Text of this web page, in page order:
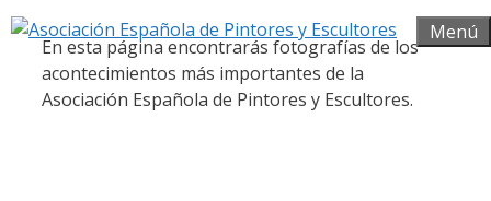
Menú
En esta página encontrarás fotografías de los
acontecimientos más importantes de la
Asociación Española de Pintores y Escultores.